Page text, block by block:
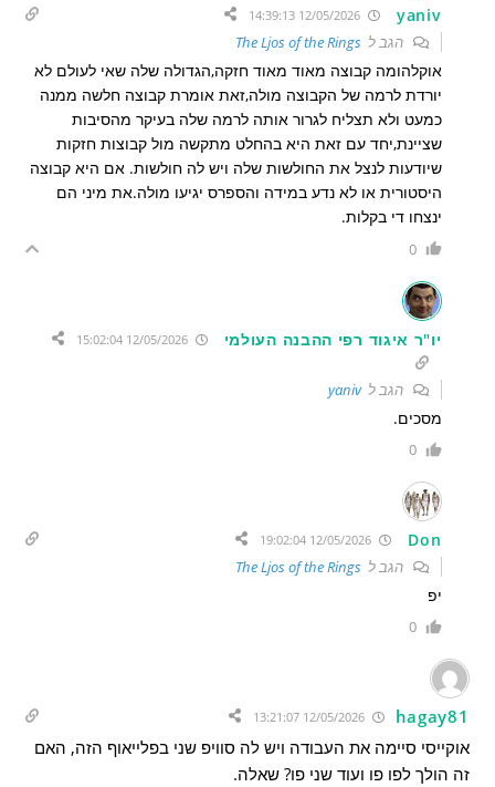
yaniv
הגב לThe Ljos of the Rings
אוקלהומה קבוצה מאוד מאוד חזקה,הגדולה שלה שאי לעולם לא
יורדת לרמה של הקבוצה מולה,זאת אומרת קבוצה חלשה ממנה
כמעט ולא תצליח לגרור אותה לרמה שלה בעיקר מהסיבות
שציינת,יחד עם זאת היא בהחלט מתקשה מול קבוצות חזקות
שיודעות לנצל את החולשות שלה ויש לה חולשות. אם היא קבוצה
היסטורית או לא נדע במידה והספרס יגיעו מולה.את מיני הם
ינצחו די בקלות.
0
יו"ר איגוד רפי ההבנה העולמי 12/05/2026 15:02:04
הגב לyaniv
מסכים.
0
Don
הגב לThe Ljos of the Rings
יפ
0
hagay81
12/05/2026 13:21:07
אוקייסי סיימה את העבודה ויש לה סוויפ שני בפלייאוף הזה, האם
זה הולך לפו פו ועוד שני פו? שאלה.